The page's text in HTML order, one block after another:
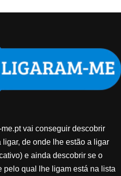
vai conseguir descobrir
ligar, de onde lhe estão a ligar
e ainda descobrir se o
pelo qual lhe ligam está na lista